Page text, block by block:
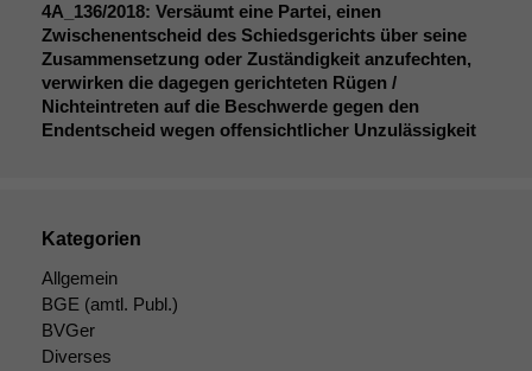
4A_136/2018: Versäumt eine Partei, einen
Zwischenentscheid des Schiedsgerichts über seine
Zusammensetzung oder Zuständigkeit anzufechten,
verwirken die dagegen gerichteten Rügen /
Nichteintreten auf die Beschwerde gegen den
Endentscheid wegen offensichtlicher Unzulässigkeit
Kategorien
Allgemein
BGE (amtl. Publ.)
BVGer
Diverses
uns, unsere Website
zu verbessern.